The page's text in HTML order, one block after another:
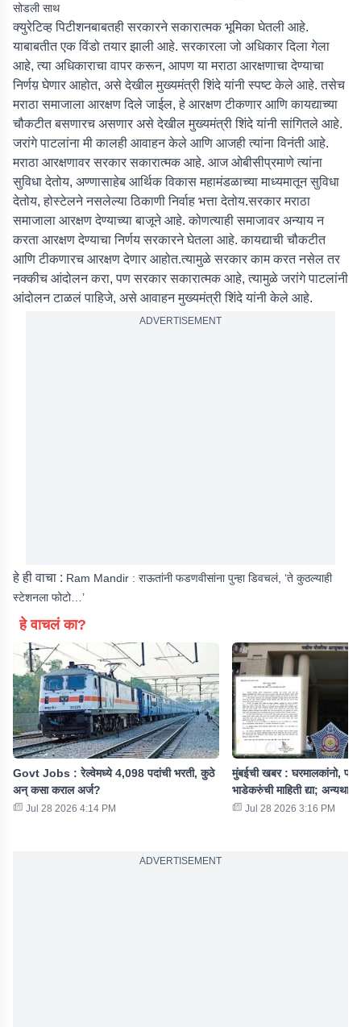
सोडली साथ
क्युरेटिव्ह पिटीशनबाबतही सरकारने सकारात्मक भूमिका घेतली आहे.
याबाबतीत एक विंडो तयार झाली आहे. सरकारला जो अधिकार दिला गेला
आहे, त्या अधिकाराचा वापर करून, आपण या मराठा आरक्षणाचा देण्याचा
निर्णय़ घेणार आहोत, असे देखील मुख्यमंत्री शिंदे यांनी स्पष्ट केले आहे. तसेच
मराठा समाजाला आरक्षण दिले जाईल, हे आरक्षण टीकणार आणि कायद्याच्या
चौकटीत बसणारच असणार असे देखील मुख्यमंत्री शिंदे यांनी सांगितले आहे.
जरांगे पाटलांना मी कालही आवाहन केले आणि आजही त्यांना विनंती आहे.
मराठा आरक्षणावर सरकार सकारात्मक आहे. आज ओबीसीप्रमाणे त्यांना
सुविधा देतोय, अण्णासाहेब आर्थिक विकास महामंडळाच्या माध्यमातून सुविधा
देतोय, होस्टेलने नसलेल्या ठिकाणी निर्वाह भत्ता देतोय.सरकार मराठा
समाजाला आरक्षण देण्याच्या बाजूने आहे. कोणत्याही समाजावर अन्याय न
करता आरक्षण देण्याचा निर्णय सरकारने घेतला आहे. कायद्याची चौकटीत
आणि टीकणारच आरक्षण देणार आहोत.त्यामुळे सरकार काम करत नसेल तर
नक्कीच आंदोलन करा, पण सरकार सकारात्मक आहे, त्यामुळे जरांगे पाटलांनी
आंदोलन टाळलं पाहिजे, असे आवाहन मुख्यमंत्री शिंदे यांनी केले आहे.
ADVERTISEMENT
हे ही वाचा : Ram Mandir : राऊतांनी फडणवीसांना पुन्हा डिवचलं, ‘ते कुठल्याही
स्टेशनला फोटो…’
हे वाचलं का?
Govt Jobs : रेल्वेमध्ये 4,098 पदांची भरती, कुठे
अन् कसा कराल अर्ज?
Jul 28 2026 4:14 PM
मुंबईची खबर : घरमालकांनो,
भाडेकरुंची माहिती द्या; अन्यथा...
Jul 28 2026 3:16 PM
ADVERTISEMENT